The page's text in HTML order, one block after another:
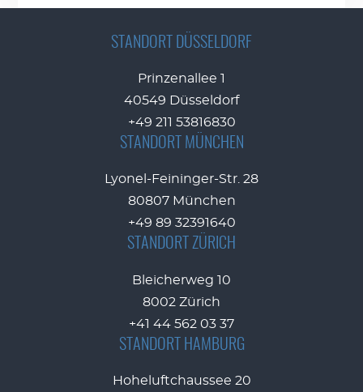
STANDORT DÜSSELDORF
Prinzenallee 1
40549 Düsseldorf
+49 211 53816830
STANDORT MÜNCHEN
Lyonel-Feininger-Str. 28
80807 München
+49 89 32391640
STANDORT ZÜRICH
Bleicherweg 10
8002 Zürich
+41 44 562 03 37
STANDORT HAMBURG
Hoheluftchaussee 20